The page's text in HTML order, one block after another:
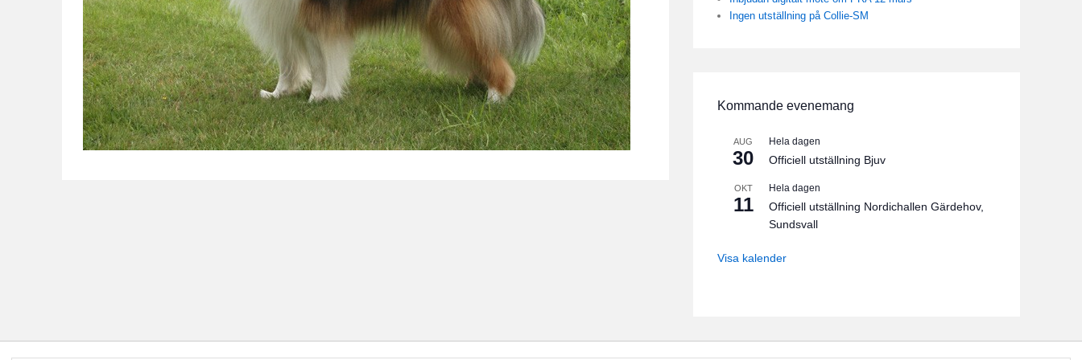
Ingen utställning på Collie-SM
Kommande evenemang
AUG
30
Hela dagen
Officiell utställning Bjuv
OKT
11
Hela dagen
Officiell utställning Nordichallen Gärdehov,
Sundsvall
Visa kalender